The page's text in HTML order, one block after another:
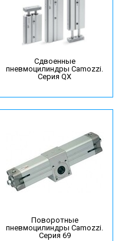
Сдвоенные
пневмоцилиндры Camozzi.
Серия QX
Поворотные
пневмоцилиндры Camozzi.
Серия 69